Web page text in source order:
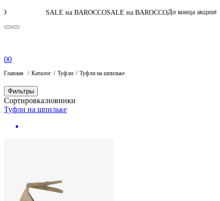
SALE на BAROCCOSALE на BAROCCOДо конца акции06:08:30:13
00
Главная Каталог Туфли Туфли на шпильке
Фильтры
Сортировка:новинки
Туфли на шпильке